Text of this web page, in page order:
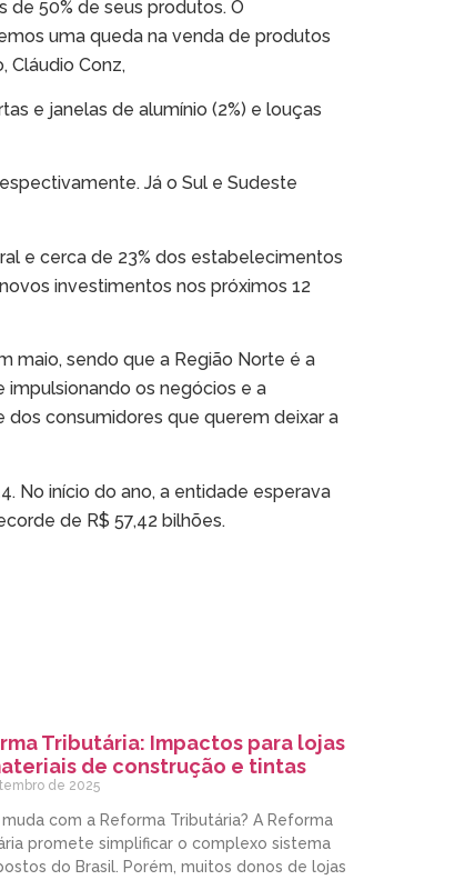
50% de seus produtos. O
uma queda na venda de produtos
Cláudio Conz,
e janelas de alumínio (2%) e louças
Já o Sul e Sudeste
e cerca de 23% dos estabelecimentos
investimentos nos próximos 12
maio, sendo que a Região Norte é a
os negócios e a
consumidores que querem deixar a
No início do ano, a entidade esperava
de R$ 57,42 bilhões.
Tributária: Impactos para lojas
de construção e tintas
de 2025
com a Reforma Tributária? A Reforma
promete simplificar o complexo sistema
do Brasil. Porém, muitos donos de lojas